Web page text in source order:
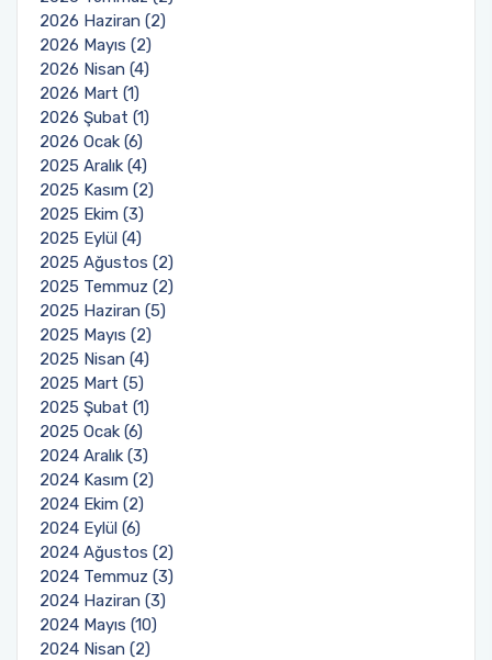
2026 Haziran (2)
2026 Mayıs (2)
2026 Nisan (4)
2026 Mart (1)
2026 Şubat (1)
2026 Ocak (6)
2025 Aralık (4)
2025 Kasım (2)
2025 Ekim (3)
2025 Eylül (4)
2025 Ağustos (2)
2025 Temmuz (2)
2025 Haziran (5)
2025 Mayıs (2)
2025 Nisan (4)
2025 Mart (5)
2025 Şubat (1)
2025 Ocak (6)
2024 Aralık (3)
2024 Kasım (2)
2024 Ekim (2)
2024 Eylül (6)
2024 Ağustos (2)
2024 Temmuz (3)
2024 Haziran (3)
2024 Mayıs (10)
2024 Nisan (2)